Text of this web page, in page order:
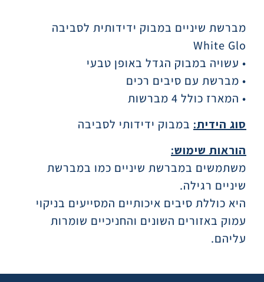
מברשת שיניים במבוק ידידותית לסביבה
White Glo
• עשויה במבוק הגדל באופן טבעי
• מברשת עם סיבים רכים
• המארז כולל 4 מברשות
סוג הידית: במבוק ידידותי לסביבה
הוראות שימוש:
משתמשים במברשת שיניים כמו במברשת
שיניים רגילה.
היא כוללת סיבים איכותיים המסייעים בניקוי
עמוק באזורים השונים והחניכיים שומרות
עליהם.